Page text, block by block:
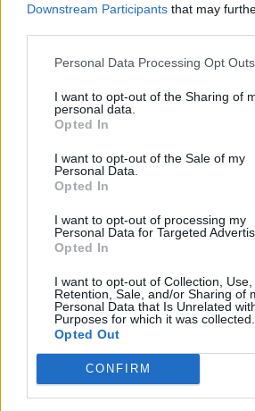
Downstream Participants that may
Personal Data Processing Opt Outs
I want to opt-out of the Sharing of
personal data.
Opted In
I want to opt-out of the Sale of my
Personal Data.
Opted In
I want to opt-out of processing my
Personal Data for Targeted
Opted In
I want to opt-out of Collection, Use,
Retention, Sale, and/or Sharing of
Personal Data that Is Unrelated
Purposes for which it was collected.
Opted Out
CONFIRM
Recherche
Entrez toutes les
Recherche
puzzle: